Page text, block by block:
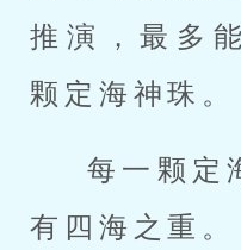
推演，最多
颗定海神珠。
每一颗定
有四海之重。